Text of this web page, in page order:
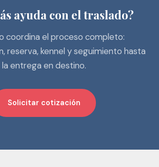
ayuda con el traslado?
coordina el proceso completo:
reserva, kennel y seguimiento hasta
la entrega en destino.
Solicitar cotización